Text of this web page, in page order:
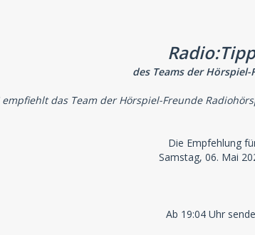
Radio:Tipp
des Teams der Hörspiel-
das Team der Hörspiel-Freunde
Die Empfehlung
Samstag, 06. Mai
Ab 19:04 Uhr